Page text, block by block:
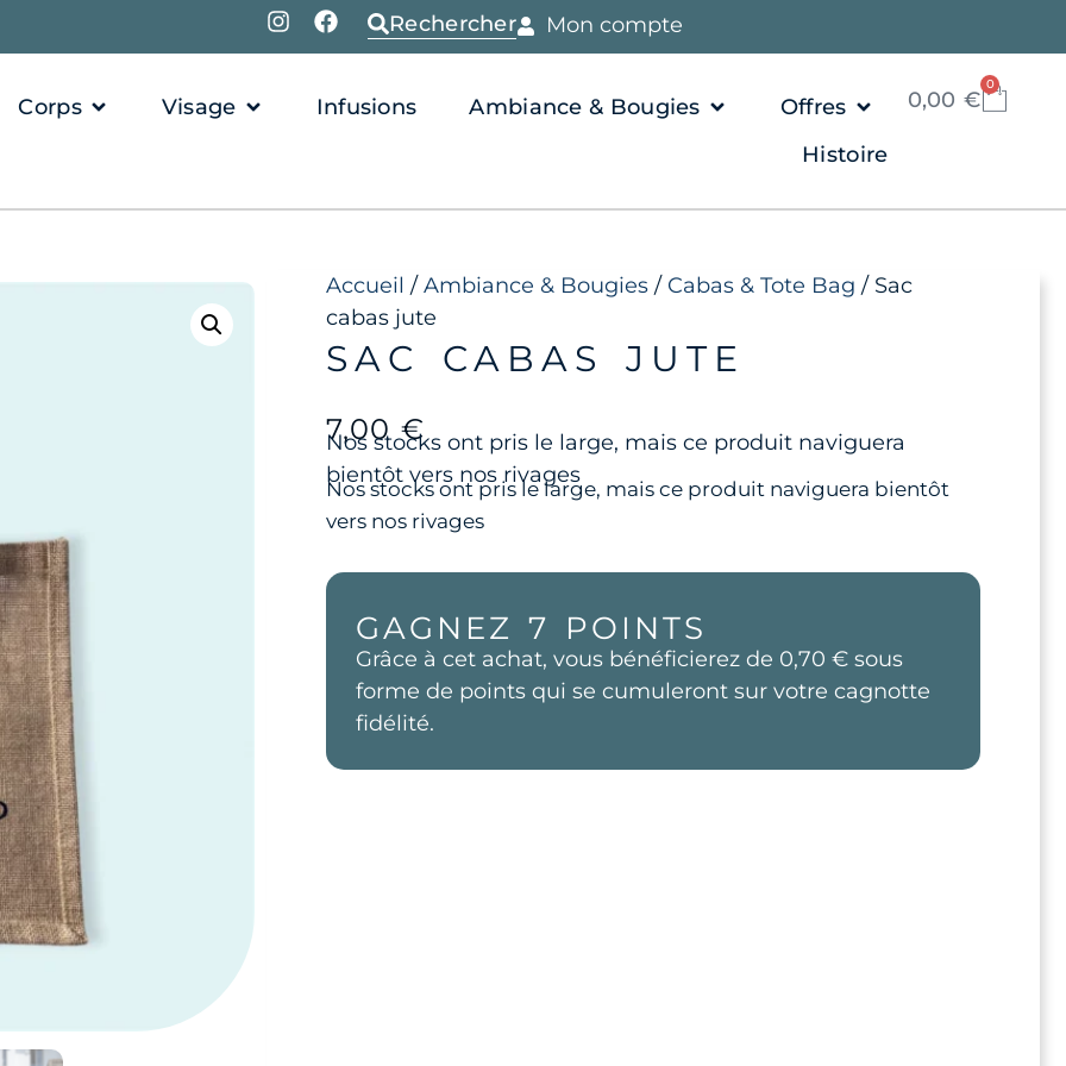
Rechercher Mon compte
Corps Visage Infusions Ambiance & Bougies
Offres
Histoire
0,00€
0
Accueil / Ambiance & Bougies / Cabas & Tote Bag / Sac
cabas jute
SAC CABAS JUTE
7,00€
Nos stocks ont pris le large, mais ce produit naviguera
bientôt vers nos rivages
Nos stocks ont pris le large, mais ce produit naviguera bientôt
vers nos rivages
GAGNEZ 7 POINTS
Grâce à cet achat, vous bénéficierez de 0,70 € sous
forme de points qui se cumuleront sur votre cagnotte
fidélité.